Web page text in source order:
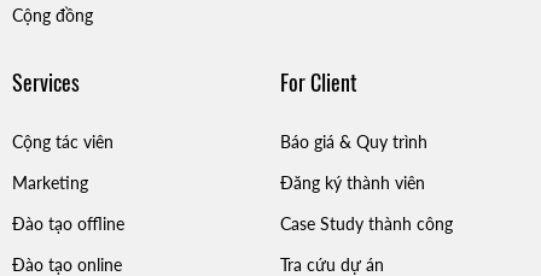
Cộng đồng
Services
Cộng tác viên
Marketing
Đào tạo offline
Đào tạo online
For Client
Báo giá & Quy trình
Đăng ký thành viên
Case Study thành công
Tra cứu dự án